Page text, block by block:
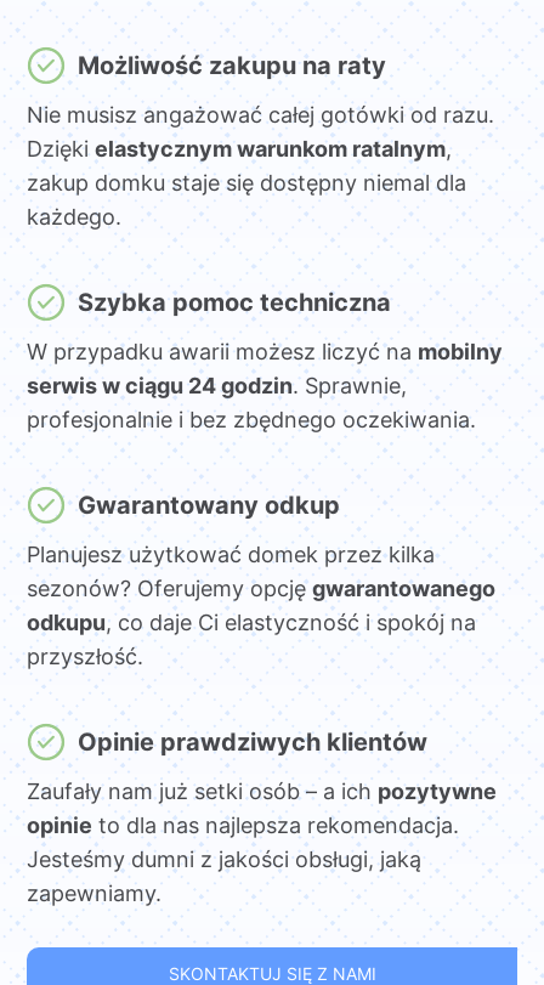
Możliwość zakupu na raty
Nie musisz angażować całej gotówki od razu.
Dziękielastycznym warunkom ratalnym,
zakup domku staje się dostępny niemal dla
każdego.
Szybka pomoc techniczna
W przypadku awarii możesz liczyć na mobilny
serwis w ciągu 24 godzin. Sprawnie,
profesjonalnie i bez zbędnego oczekiwania.
Gwarantowany odkup
Planujesz użytkować domek przez kilka
sezonów? Oferujemy opcjęgwarantowanego
odkupu, co daje Ci elastyczność i spokój na
przyszłość.
Opinie prawdziwych klientów
Zaufały nam już setki osób – a ich pozytywne
opinie to dla nas najlepsza rekomendacja.
Jesteśmy dumni z jakości obsługi, jaką
zapewniamy.
SKONTAKTUJ SIĘ Z NAMI